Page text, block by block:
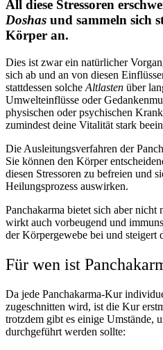
All diese Stressoren
Doshas und sammeln sich
Körper an.
Dies ist zwar ein natürlicher
sich ab und an von diesen
stattdessen solche Altlasten über
Umwelteinflüsse oder
physischen oder psychischen
zumindest deine Vitalität stark
Die Ausleitungsverfahren der
Sie können den Körper
diesen Stressoren zu befreien und
Heilungsprozess auswirken.
Panchakarma bietet sich aber
wirkt auch vorbeugend und
der Körpergewebe bei und steigert
Für wen ist
Da jede Panchakarma-Kur
zugeschnitten wird, ist die Kur
trotzdem gibt es einige Umstände,
durchgeführt werden sollte: